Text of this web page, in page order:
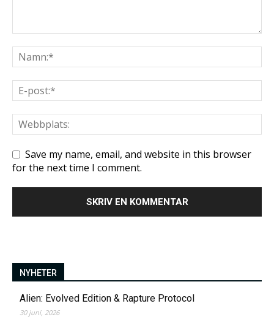
Save my name, email, and website in this browser
for the next time I comment.
NYHETER
Alien: Evolved Edition & Rapture Protocol
30 juni, 2026